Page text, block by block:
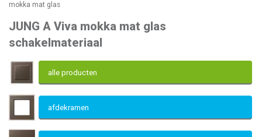
mokka mat glas
JUNG A Viva mokka mat glas
schakelmateriaal
alle producten
afdekramen